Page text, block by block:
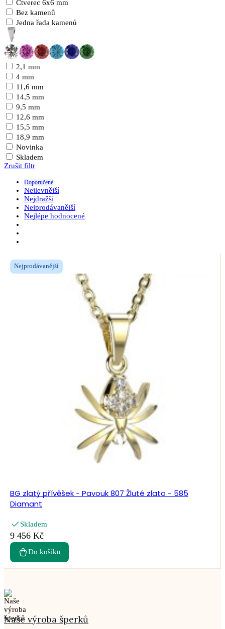
Čtverec 6x6 mm
Bez kamenů
Jedna řada kamenů
2,1 mm
4 mm
11,6 mm
14,5 mm
9,5 mm
12,6 mm
15,5 mm
18,9 mm
Novinka
Skladem
Zrušit filtr
Doporučené
Nejlevnější
Nejdražší
Nejprodávanější
Nejlépe hodnocené
Nejprodávanější
BG zlatý přívěšek - Pavouk 807 Žluté zlato - 585
Diamant
Skladem
9 456 Kč
Do košíku
Naše výroba šperků